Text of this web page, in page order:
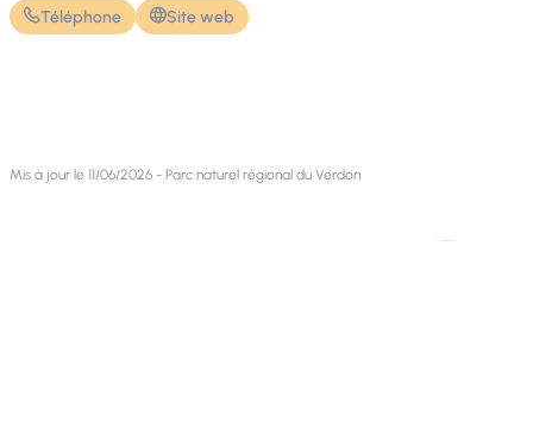
Téléphone Site web
Mis à jour le 11/06/2026 - Parc naturel régional du Verdon